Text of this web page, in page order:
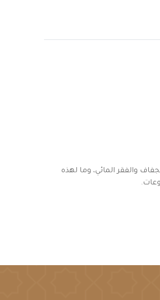
والفقر المائي، وما لهذه